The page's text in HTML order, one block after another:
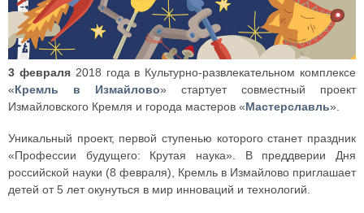
3 февраля2018 года в Культурно-развлекательном комплексе
«Кремль в Измайлово» стартует совместный проект
Измайловского Кремля и города мастеров «Мастерславль».
Уникальный проект, первой ступенью которого станет праздник
«Профессии будущего: Крутая наука». В преддверии Дня
российской науки (8 февраля), Кремль в Измайлово приглашает
детей от 5 лет окунуться в мир инноваций и технологий.